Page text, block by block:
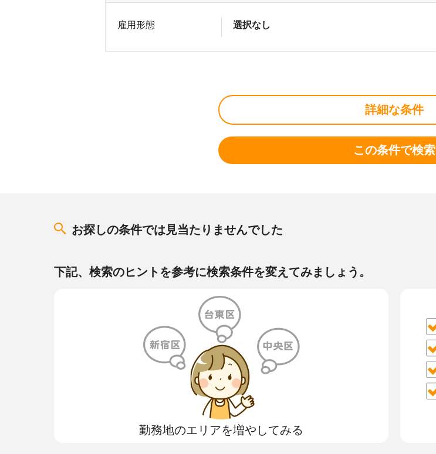
雇用形態 選択なし
詳細な条件
この条件で検索
お探しの条件では見当たりませんでした
下記、検索のヒントを参考に検索条件を変えてみましょう。
勤務地のエリアを増やしてみる